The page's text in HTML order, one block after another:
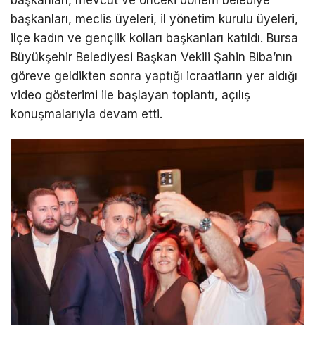
başkanları, meclis üyeleri, il yönetim kurulu üyeleri,
ilçe kadın ve gençlik kolları başkanları katıldı. Bursa
Büyükşehir Belediyesi Başkan Vekili Şahin Biba’nın
göreve geldikten sonra yaptığı icraatların yer aldığı
video gösterimi ile başlayan toplantı, açılış
konuşmalarıyla devam etti.